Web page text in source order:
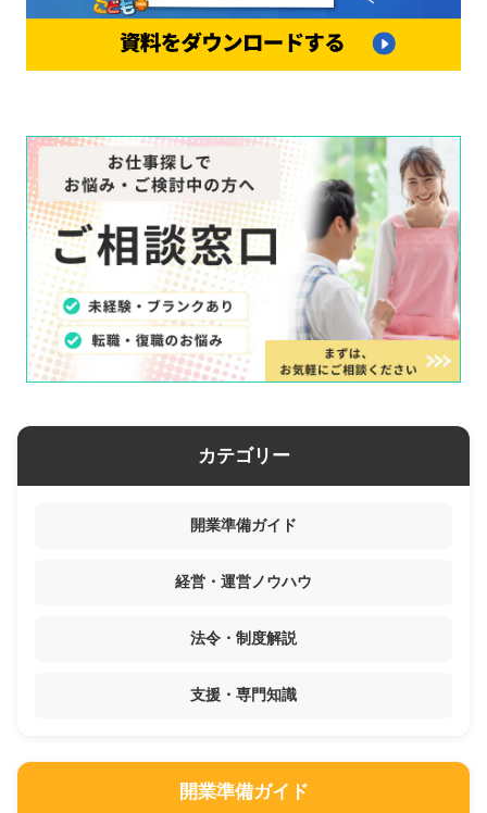
カテゴリー
開業準備ガイド
経営・運営ノウハウ
法令・制度解説
支援・専門知識
開業準備ガイド